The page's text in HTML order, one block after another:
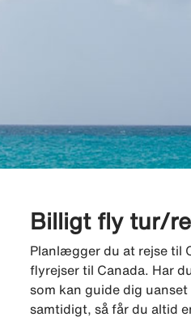
Billigt fly tur/
Planlægger du at rejse til
flyrejser til Canada. Har
som kan guide dig
samtidigt, så får du altid